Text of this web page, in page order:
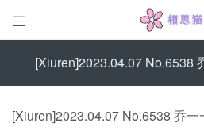

[Xiuren]2023.04.07 No.6538
[Xiuren]2023.04.07 No.6538 乔